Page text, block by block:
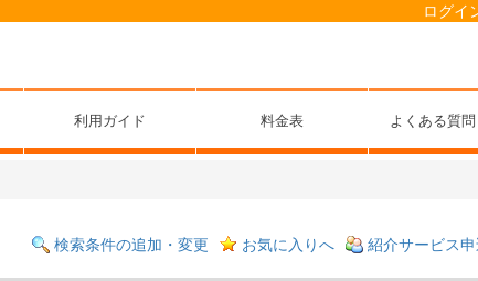
ログイ
利用ガイド 料金表 よくある質
検索条件の追加・変更 お気に入りへ 紹介サービス申